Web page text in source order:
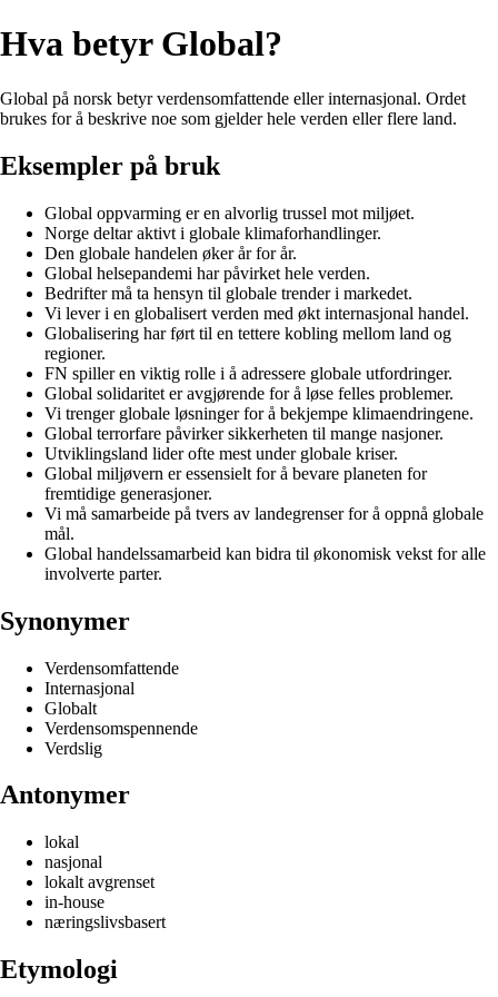
Hva betyr Global?
Global på norsk betyr verdensomfattende eller internasjonal. Ordet
brukes for å beskrive noe som gjelder hele verden eller flere land.
Eksempler på bruk
Global oppvarming er en alvorlig trussel mot miljøet.
Norge deltar aktivt i globale klimaforhandlinger.
Den globale handelen øker år for år.
Global helsepandemi har påvirket hele verden.
Bedrifter må ta hensyn til globale trender i markedet.
Vi lever i en globalisert verden med økt internasjonal handel.
Globalisering har ført til en tettere kobling mellom land og
regioner.
FN spiller en viktig rolle i å adressere globale utfordringer.
Global solidaritet er avgjørende for å løse felles problemer.
Vi trenger globale løsninger for å bekjempe klimaendringene.
Global terrorfare påvirker sikkerheten til mange nasjoner.
Utviklingsland lider ofte mest under globale kriser.
Global miljøvern er essensielt for å bevare planeten for
fremtidige generasjoner.
Vi må samarbeide på tvers av landegrenser for å oppnå globale
mål.
Global handelssamarbeid kan bidra til økonomisk vekst for alle
involverte parter.
Synonymer
Verdensomfattende
Internasjonal
Globalt
Verdensomspennende
Verdslig
Antonymer
lokal
nasjonal
lokalt avgrenset
in-house
næringslivsbasert
Etymologi